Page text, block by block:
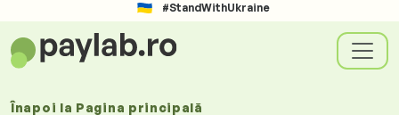
#StandWithUkraine
Înapoi la Pagina principală